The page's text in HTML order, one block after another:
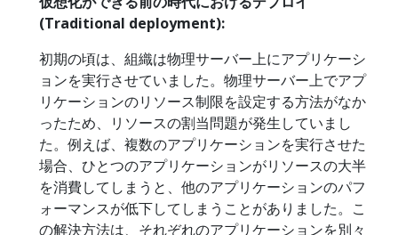
(Traditional deployment):
初期の頃は、組織は物理サーバー上にアプリケーシ
ョンを実行させていました。物理サーバー上でアプ
リケーションのリソース制限を設定する方法がなか
ったため、リソースの割当問題が発生していまし
た。例えば、複数のアプリケーションを実行させた
場合、ひとつのアプリケーションがリソースの大半
を消費してしまうと、他のアプリケーションのパフ
ォーマンスが低下してしまうことがありました。こ
の解決方法は、それぞれのアプリケーションを別々